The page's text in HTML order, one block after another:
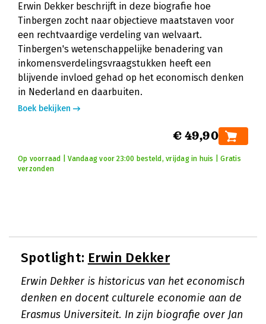
Erwin Dekker beschrijft in deze biografie hoe
Tinbergen zocht naar objectieve maatstaven voor
een rechtvaardige verdeling van welvaart.
Tinbergen's wetenschappelijke benadering van
inkomensverdelingsvraagstukken heeft een
blijvende invloed gehad op het economisch denken
in Nederland en daarbuiten.
Boek bekijken
€ 49,90
Op voorraad | Vandaag voor 23:00 besteld, vrijdag in huis | Gratis
verzonden
Spotlight: Erwin Dekker
Erwin Dekker is historicus van het economisch
denken en docent culturele economie aan de
Erasmus Universiteit. In zijn biografie over Jan